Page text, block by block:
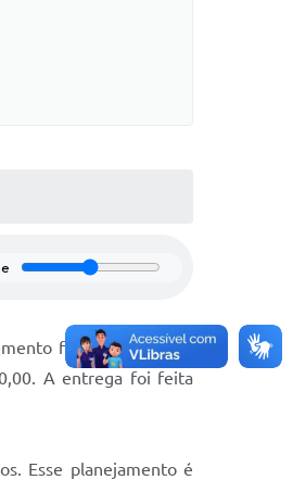
fundamental que
A entrega foi feita
Esse planejamento é